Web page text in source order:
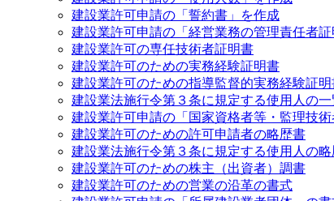
建設業許可申請の「誓約書」を作成
建設業許可申請の「経営業務の管理責任者証
建設業許可の専任技術者証明書
建設業許可のための実務経験証明書
建設業許可のための指導監督的実務経験証明
建設業法施行令第３条に規定する使用人の一
建設業許可申請の「国家資格者等・監理技術
建設業許可のための許可申請者の略歴書
建設業法施行令第３条に規定する使用人の
建設業許可のための株主（出資者）調書
建設業許可のための営業の沿革の書式